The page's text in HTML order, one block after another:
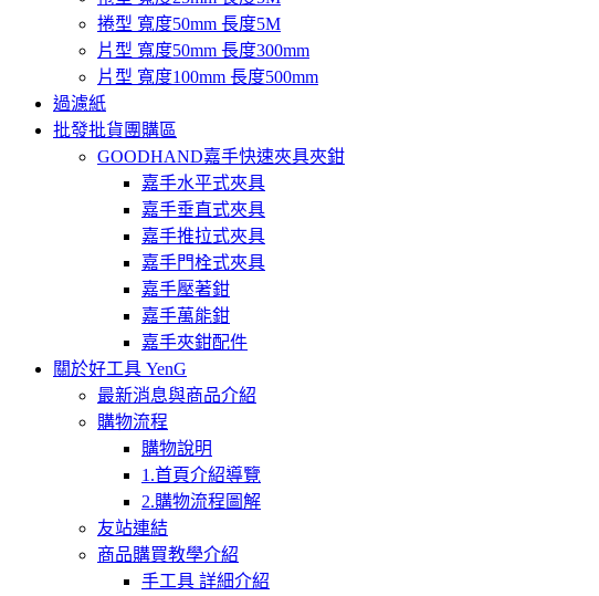
捲型 寬度50mm 長度5M
片型 寬度50mm 長度300mm
片型 寬度100mm 長度500mm
過濾紙
批發批貨團購區
GOODHAND嘉手快速夾具夾鉗
嘉手水平式夾具
嘉手垂直式夾具
嘉手推拉式夾具
嘉手門栓式夾具
嘉手壓著鉗
嘉手萬能鉗
嘉手夾鉗配件
關於好工具 YenG
最新消息與商品介紹
購物流程
購物說明
1.首頁介紹導覽
2.購物流程圖解
友站連結
商品購買教學介紹
手工具 詳細介紹